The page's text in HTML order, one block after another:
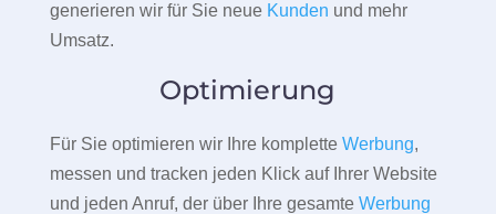
generieren wir für Sie neue Kunden und mehr
Umsatz.
Optimierung
Für Sie optimieren wir Ihre komplette Werbung,
messen und tracken jeden Klick auf Ihrer Website
und jeden Anruf, der über Ihre gesamte Werbung